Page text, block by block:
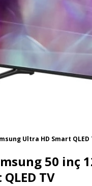
Ultra HD Smart QLED
50 inç
TV